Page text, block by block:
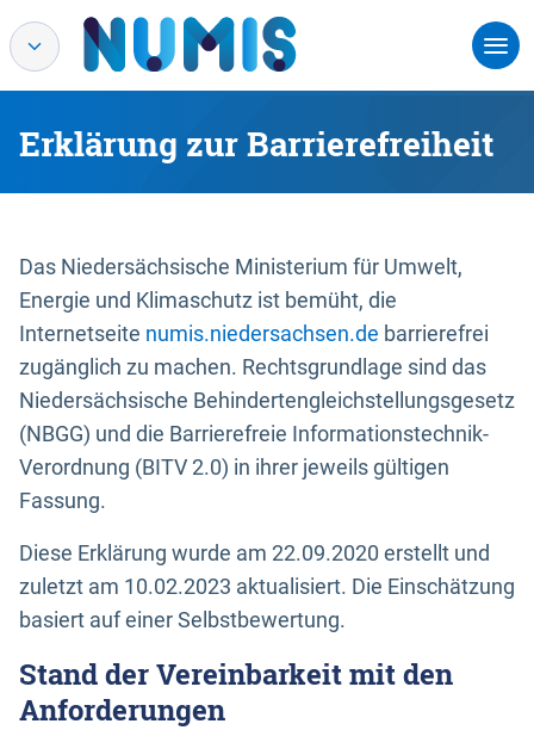
Erklärung zur Barrierefreiheit
Das Niedersächsische Ministerium für Umwelt,
Energie und Klimaschutz ist bemüht, die
Internetseite numis.niedersachsen.de barrierefrei
zugänglich zu machen. Rechtsgrundlage sind das
Niedersächsische Behindertengleichstellungsgesetz
(NBGG) und die Barrierefreie Informationstechnik-
Verordnung (BITV 2.0) in ihrer jeweils gültigen
Fassung.
Diese Erklärung wurde am 22.09.2020 erstellt und
zuletzt am 10.02.2023 aktualisiert. Die Einschätzung
basiert auf einer Selbstbewertung.
Stand der Vereinbarkeit mit den
Anforderungen